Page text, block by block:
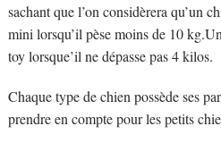
sachant que l’on considèrera qu’un
mini lorsqu’il pèse moins de 10
toy lorsque’il ne dépasse pas 4 kilos.
Chaque type de chien possède ses
prendre en compte pour les petits